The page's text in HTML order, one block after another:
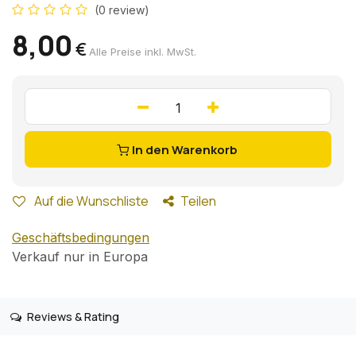
(0 review)
8,00 €Alle Preise inkl. MwSt.
In den Warenkorb
Auf die Wunschliste Teilen
Geschäftsbedingungen
Verkauf nur in Europa
Reviews & Rating